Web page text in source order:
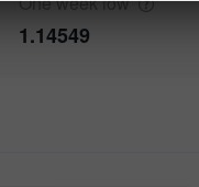
1.14549